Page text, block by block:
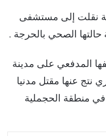
نقلت إلى مستشفى
حالتها الصحي بالحرجة .
المدفعي على مدينة
نتج عنها مقتل مدنيا
في منطقة الحجملية